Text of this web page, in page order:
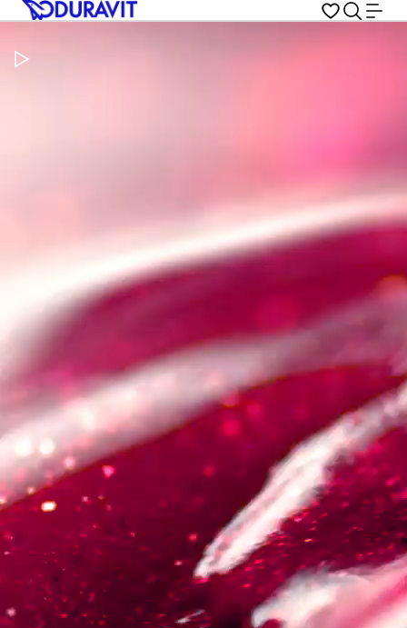
Pausar vídeo